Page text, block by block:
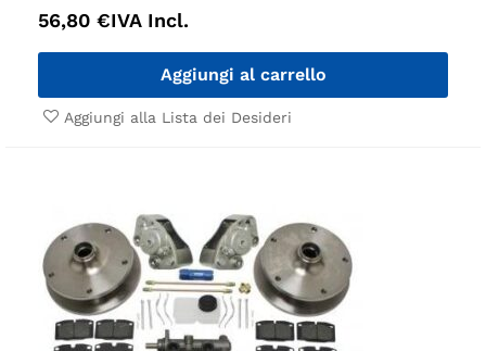
56,80 €IVA Incl.
Aggiungi al carrello
Aggiungi alla Lista dei Desideri